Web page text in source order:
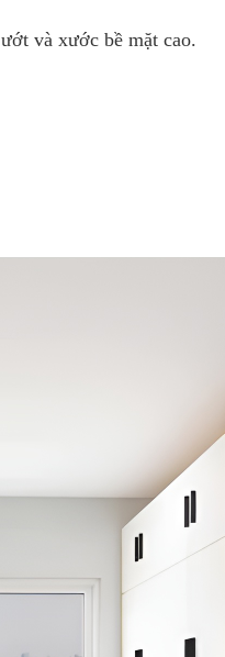
và xước bề mặt cao.